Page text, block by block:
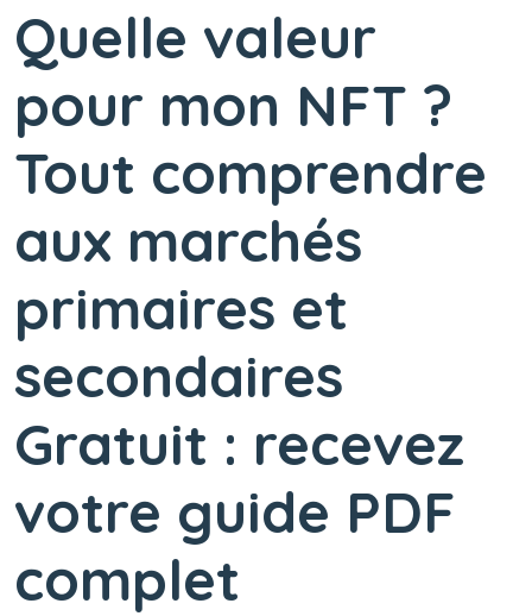
Quelle valeur
pour mon NFT ?
Tout comprendre
aux marchés
primaires et
secondaires
Gratuit : recevez
votre guide PDF
complet